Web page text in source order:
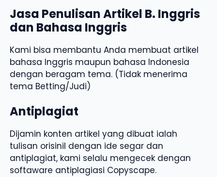
Jasa Penulisan Artikel B. Inggris
dan Bahasa Inggris
Kami bisa membantu Anda membuat artikel
bahasa Inggris maupun bahasa Indonesia
dengan beragam tema. (Tidak menerima
tema Betting/Judi)
Antiplagiat
Dijamin konten artikel yang dibuat ialah
tulisan orisinil dengan ide segar dan
antiplagiat, kami selalu mengecek dengan
softaware antiplagiasi Copyscape.